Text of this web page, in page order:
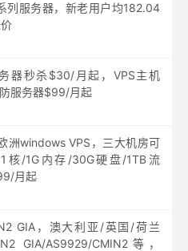
列服务器，新老用户均182.04
器秒杀$30/月起，VPS主机
服务器$99/月起
洲windows VPS，三大机房可
核/1G内存/30G硬盘/1TB流
月起
GIA，澳大利亚/英国/荷兰
GIA/AS9929/CMIN2等，